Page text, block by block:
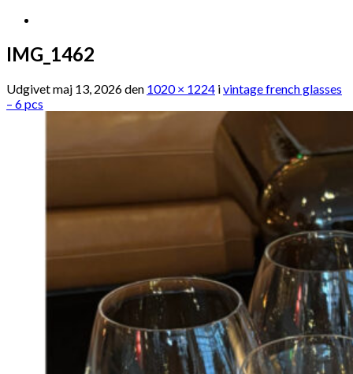
IMG_1462
Udgivetmaj 13, 2026den 1020 × 1224 ivintage french glasses
– 6 pcs